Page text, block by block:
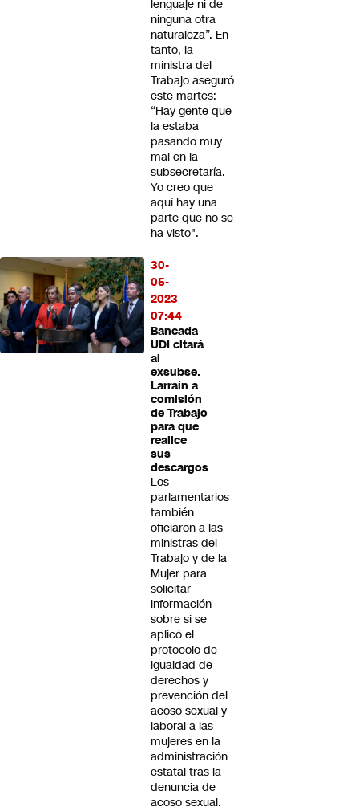
lenguaje ni de
ninguna otra
naturaleza”. En
tanto, la
ministra del
Trabajo aseguró
este martes:
“Hay gente que
la estaba
pasando muy
mal en la
subsecretaría.
Yo creo que
aquí hay una
parte que no se
ha visto".
30-
05-
2023
07:44
Bancada
UDI citará
al
exsubse.
Larraín a
comisión
de Trabajo
para que
realice
sus
descargos
Los
parlamentarios
también
oficiaron a las
ministras del
Trabajo y de la
Mujer para
solicitar
información
sobre si se
aplicó el
protocolo de
igualdad de
derechos y
prevención del
acoso sexual y
laboral a las
mujeres en la
administración
estatal tras la
denuncia de
acoso sexual.